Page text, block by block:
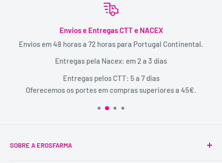
Envios e Entregas CTT e NACEX
Envios em 48 horas a 72 horas para Portugal Continental.
Entregas pela Nacex: em 2 a 3 dias
Entregas pelos CTT: 5 a 7 dias
Oferecemos os portes em compras superiores a 45€.
SOBRE A EROSFARMA